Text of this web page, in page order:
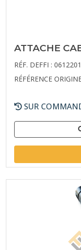
ATTACHE
RÉF. DEFFI :
RÉFÉRENCE
SUR